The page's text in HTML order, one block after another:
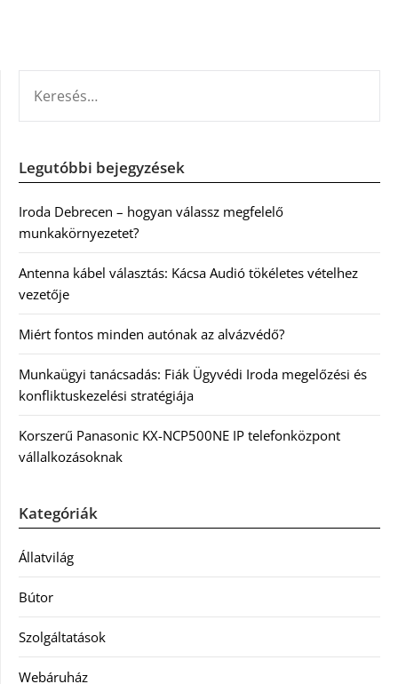
Legutóbbi bejegyzések
Iroda Debrecen – hogyan válassz megfelelő
munkakörnyezetet?
Antenna kábel választás: Kácsa Audió tökéletes vételhez
vezetője
Miért fontos minden autónak az alvázvédő?
Munkaügyi tanácsadás: Fiák Ügyvédi Iroda megelőzési és
konfliktuskezelési stratégiája
Korszerű Panasonic KX-NCP500NE IP telefonközpont
vállalkozásoknak
Kategóriák
Állatvilág
Bútor
Szolgáltatások
Webáruház